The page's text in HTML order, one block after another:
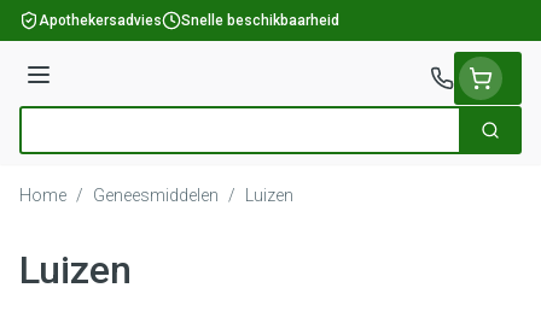
Ga naar de inhoud
Apothekersadvies Snelle beschikbaarheid
Menu
Zoek
Home / Geneesmiddelen / Luizen
Luizen